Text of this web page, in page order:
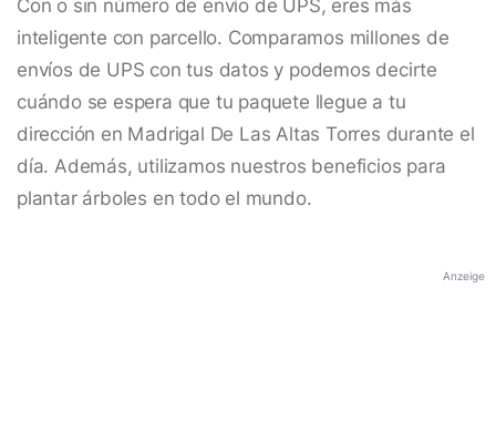
Con o sin número de envío de UPS, eres más
inteligente con parcello. Comparamos millones de
envíos de UPS con tus datos y podemos decirte
cuándo se espera que tu paquete llegue a tu
dirección en Madrigal De Las Altas Torres durante el
día. Además, utilizamos nuestros beneficios para
plantar árboles en todo el mundo.
Anzeige